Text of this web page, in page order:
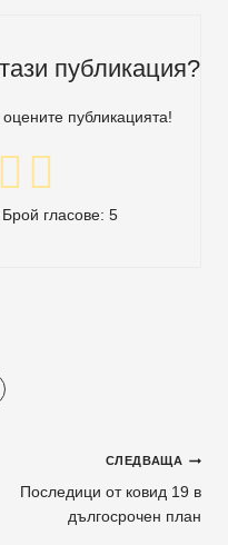
публикация?
публикацията!
гласове: 5
СЛЕДВАЩА
Последици от ковид 19 в
дългосрочен план